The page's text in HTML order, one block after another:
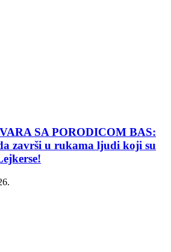
SA PORODICOM BAS:
završi u rukama ljudi koji su